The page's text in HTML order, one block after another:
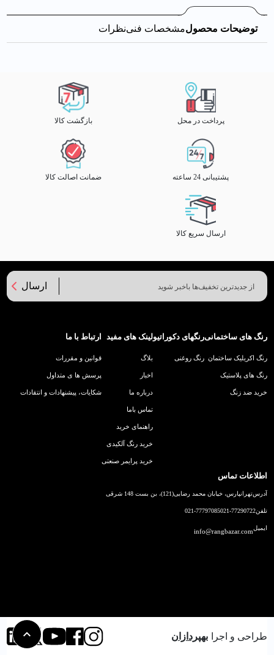
توضیحات محصولمشخصات فنینظرات
پرداخت در محل بازگشت کالا
پشتیبانی 24 ساعته ضمانت اصالت کالا
ارسال سریع کالا
ارسال
رنگ های ساختمانی
رنگ اکریلیک ساختمان
رنگ های پلاستیک
خرید ضد زنگ
رنگهای دکوراتیو
رنگ روغنی
لینک های مفید
بلاگ
اخبار
درباره ما
تماس باما
راهنمای خرید
خرید رنگ آلکیدی
خرید پرایمر صنعتی
ارتباط با ما
قوانین و مقررات
پرسش ها ی متداول
شکایات، پیشنهادات و انتقادات
اطلاعات تماس
آدرستهرانپارس، خیابان محمد رضایی(121)، بن بست 148 شرقی
تلفن021-77290722
021-77797085
ایمیلinfo@rangbazar.com
طراحی و اجرا بهپردازان